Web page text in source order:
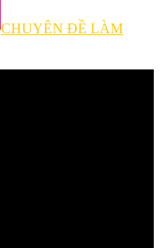
CHUYÊN ĐỀ LÀM